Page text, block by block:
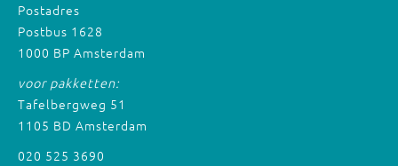
Postadres
Postbus 1628
1000 BP Amsterdam
voor pakketten:
Tafelbergweg 51
1105 BD Amsterdam
020 525 3690